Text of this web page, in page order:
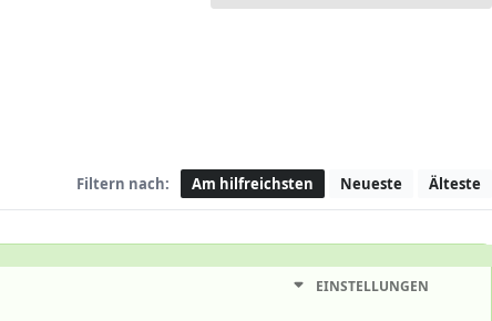
Filtern nach: Am hilfreichsten Neueste Älteste
EINSTELLUNGEN